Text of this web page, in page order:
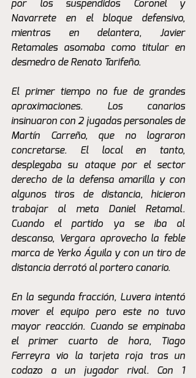
por los suspendidos Coronel y
Navarrete en el bloque defensivo,
mientras en delantera, Javier
Retamales asomaba como titular en
desmedro de Renato Tarifeño.
El primer tiempo no fue de grandes
aproximaciones. Los canarios
insinuaron con 2 jugadas personales de
Martín Carreño, que no lograron
concretarse. El local en tanto,
desplegaba su ataque por el sector
derecho de la defensa amarilla y con
algunos tiros de distancia, hicieron
trabajar al meta Daniel Retamal.
Cuando el partido ya se iba al
descanso, Vergara aprovecho la feble
marca de Yerko Águila y con un tiro de
distancia derrotó al portero canario.
En la segunda fracción, Luvera intentó
mover el equipo pero este no tuvo
mayor reacción. Cuando se empinaba
el primer cuarto de hora, Tiago
Ferreyra vio la tarjeta roja tras un
codazo a un jugador rival. Con 1